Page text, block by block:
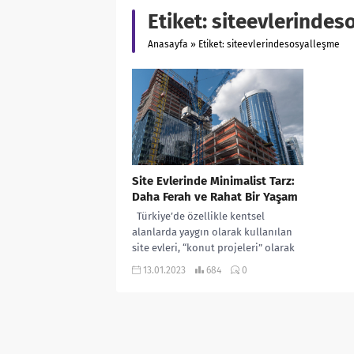
Etiket:
Anasayfa » Etiket: siteevlerindesosyalleşme
Site Evlerinde Minimalist Tarz:
Daha Ferah ve Rahat Bir Yaşam
Türkiye’de özellikle kentsel
alanlarda yaygın olarak kullanılan
site evleri, “konut projeleri” olarak
da bilinir. Site evlerini süslemek
13.01.2023 684 0